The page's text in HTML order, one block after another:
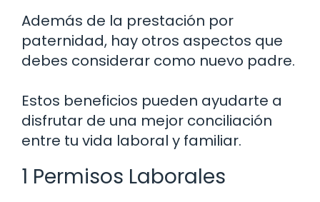
Además de la prestación por
paternidad, hay otros aspectos que
debes considerar como nuevo padre.
Estos beneficios pueden ayudarte a
disfrutar de una mejor conciliación
entre tu vida laboral y familiar.
1 Permisos Laborales